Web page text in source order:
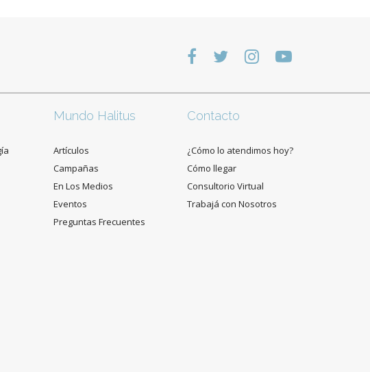
Mundo Halitus
Artículos
Campañas
En Los Medios
Eventos
Preguntas Frecuentes
Contacto
¿Cómo lo atendimos hoy?
Cómo llegar
Consultorio Virtual
Trabajá con Nosotros